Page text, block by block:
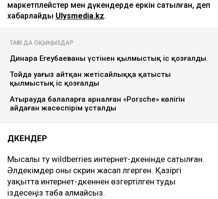
маркетплейстер мен дүкендерде еркін сатылған, деп
хабарлайды Ulysmedia.kz.
ТАҒЫ ДА ОҚЫҢЫЗДАР
Динара Егеубаеваның үстінен қылмыстық іс қозғалды
Тойда уағыз айтқан жетісайлыққа қатысты
қылмыстық іс қозғалды
Атырауда балаларға арналған «Porsche» көлігін
айдаған жасөспірім ұсталды
ДҮКЕНДЕР
Мысалы ту wildberries интернет-дүкенінде сатылған.
Әлдекімдер оны скрин жасап үлгерген. Қазіргі
уақытта интернет-дүкеннен өзгертілген туды
іздесеңіз таба алмайсыз.